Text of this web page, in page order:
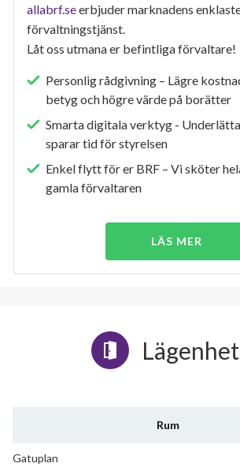
allabrf.seerbjuder marknadens
förvaltningstjänst.
Låt oss utmana er befintliga förvaltare!
Personlig rådgivning – Lägre
betyg och högre värde på borätter
Smarta digitala verktyg -
sparar tid för styrelsen
Enkel flytt för er BRF – Vi sköter
gamla förvaltaren
LÄS MER
Rum
Gatuplan